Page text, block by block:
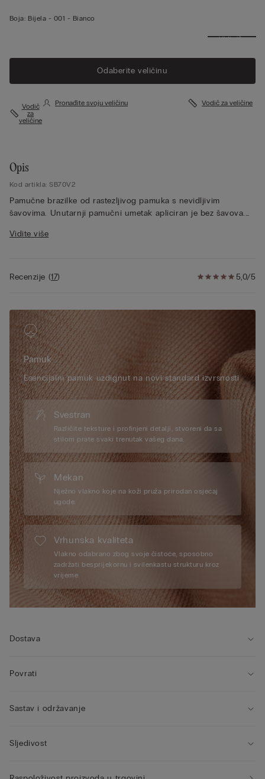
Boja: Bijela - 001 - Bianco
Vidi više
Odaberite veličinu
Vodič
za
veličine
Pronađite svoju veličinu Vodič za veličine
Opis
Kod artikla: SB70V2
Pamučne brazilke od rastezljivog pamuka s nevidljivim
šavovima. Unutarnji pamučni umetak apliciran je bez šavova.
pripijene odjeće.
Vidite više
5,0/5
Recenzije (17)
Pamuk
Esencijalni pamuk uzdignut na novi standard izvrsnosti
Svestran
Različite teksture i profinjeni detalji, stvoreni da sa
stilom prate svaki trenutak vašeg dana.
Mekan
Nježno vlakno koje na koži pruža prirodan osjećaj
ugode.
Vrhunska kvaliteta
Vlakno odabrano zbog svoje čistoće, sposobno
zadržati besprijekornu i svilenkastu strukturu kroz
vrijeme.
Dostava
Povrati
Sastav i održavanje
Sljedivost